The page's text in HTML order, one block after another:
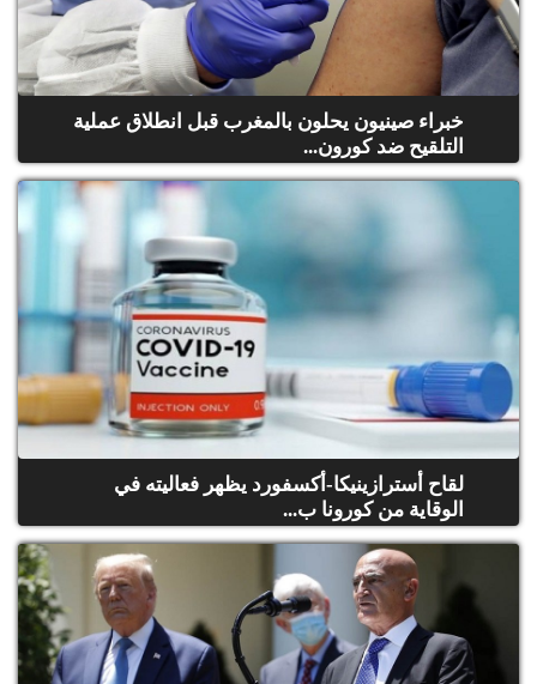
خبراء صينيون يحلون بالمغرب قبل انطلاق عملية
التلقيح ضد كورون...
لقاح أسترازينيكا-أكسفورد يظهر فعاليته في
الوقاية من كورونا ب...